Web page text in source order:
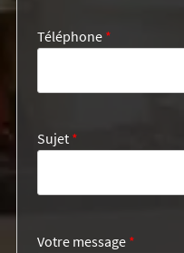
Téléphone *
Sujet *
Votre message *